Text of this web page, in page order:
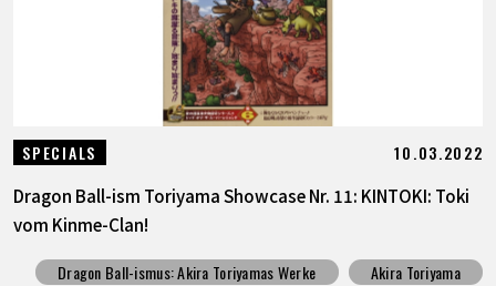
SPECIALS 10.03.2022
Dragon Ball-ism Toriyama Showcase Nr. 11: KINTOKI: Toki
vom Kinme-Clan!
Dragon Ball-ismus: Akira Toriyamas Werke Akira Toriyama